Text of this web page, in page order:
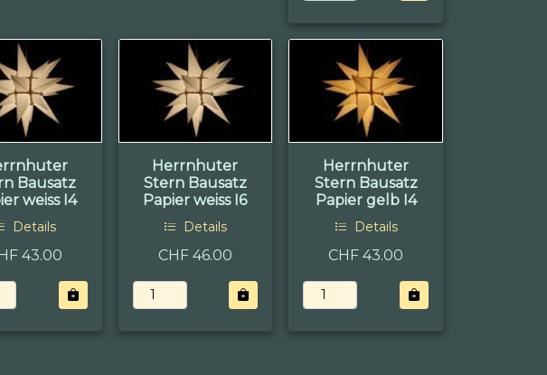
Bausatz
weiss I4
Details
43.00
Herrnhuter
Stern Bausatz
Papier weiss I6
Details
CHF 46.00
Herrnhuter
Stern Bausatz
Papier gelb I4
Details
CHF 43.00